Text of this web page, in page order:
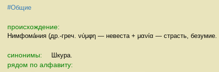
#Общие
происхождение:
Нимфома́ния (др.-греч. νύμφη — невеста + μανία — страсть, безумие.
синонимы: Шкура.
рядом по алфавиту: